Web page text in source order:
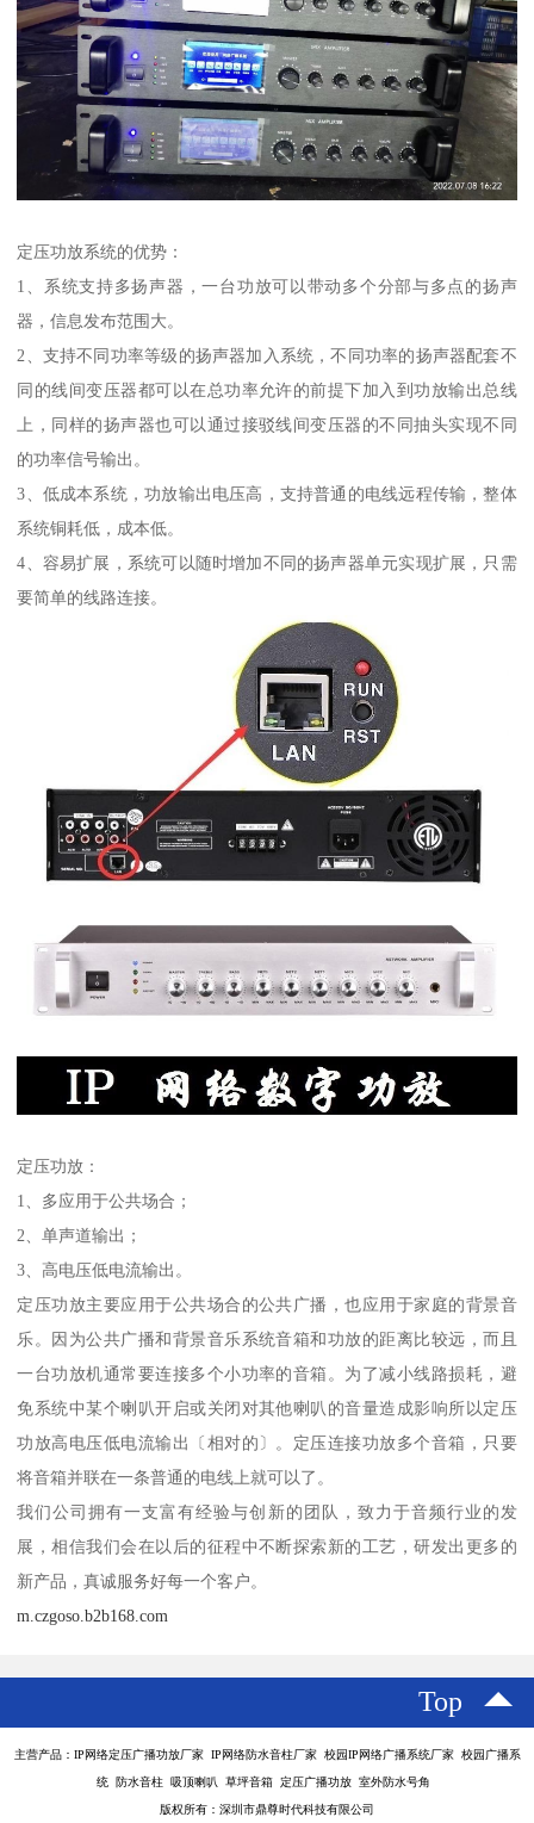
定压功放系统的优势：
1、系统支持多扬声器，一台功放可以带动多个分部与多点的扬声
器，信息发布范围大。
2、支持不同功率等级的扬声器加入系统，不同功率的扬声器配套不
同的线间变压器都可以在总功率允许的前提下加入到功放输出总线
上，同样的扬声器也可以通过接驳线间变压器的不同抽头实现不同
的功率信号输出。
3、低成本系统，功放输出电压高，支持普通的电线远程传输，整体
系统铜耗低，成本低。
4、容易扩展，系统可以随时增加不同的扬声器单元实现扩展，只需
要简单的线路连接。
定压功放：
1、多应用于公共场合；
2、单声道输出；
3、高电压低电流输出。
定压功放主要应用于公共场合的公共广播，也应用于家庭的背景音
乐。因为公共广播和背景音乐系统音箱和功放的距离比较远，而且
一台功放机通常要连接多个小功率的音箱。为了减小线路损耗，避
免系统中某个喇叭开启或关闭对其他喇叭的音量造成影响所以定压
功放高电压低电流输出〔相对的〕。定压连接功放多个音箱，只要
将音箱并联在一条普通的电线上就可以了。
我们公司拥有一支富有经验与创新的团队，致力于音频行业的发
展，相信我们会在以后的征程中不断探索新的工艺，研发出更多的
新产品，真诚服务好每一个客户。
m.czgoso.b2b168.com
Top
主营产品：IP网络定压广播功放厂家 IP网络防水音柱厂家 校园IP网络广播系统厂家 校园广播系
统 防水音柱 吸顶喇叭 草坪音箱 定压广播功放 室外防水号角
版权所有：深圳市鼎尊时代科技有限公司